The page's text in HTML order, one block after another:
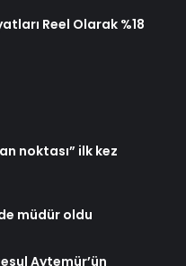
Reel Olarak %18
noktası” ilk kez
müdür oldu
Aytemür’ün